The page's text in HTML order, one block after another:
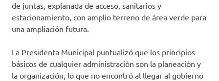
de juntas, explanada de acceso, sanitarios y
estacionamiento, con amplio terreno de área verde para
una ampliación futura.
La Presidenta Municipal puntualizó que los principios
básicos de cualquier administración son la planeación y
la organización, lo que no encontró al llegar al gobierno